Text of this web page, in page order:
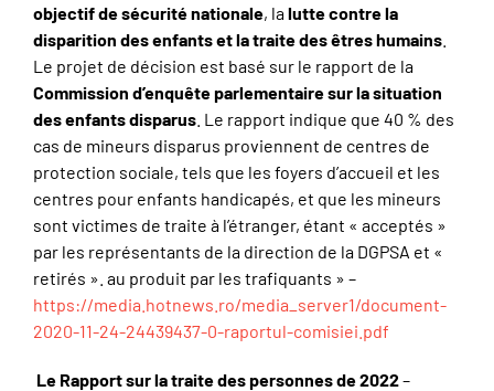
objectif de sécurité nationale, lalutte contre la
disparition des enfants et la traite des êtres humains.
Le projet de décision est basé sur le rapport de la
Commission d’enquête parlementairesur la situation
des enfants disparus. Le rapport indique que 40 % des
cas de mineurs disparus proviennent de centres de
protection sociale, tels que les foyers d’accueil et les
centres pour enfants handicapés, et que les mineurs
sont victimes de traite à l’étranger, étant « acceptés »
par les représentants de la direction de la DGPSA et «
retirés ». au produit par les trafiquants » –
https://media.hotnews.ro/media_server1/document-
2020-11-24-24439437-0-raportul-comisiei.pdf
Le Rapport sur la traite des personnes de 2022–